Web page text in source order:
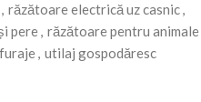
, răzătoare electrică uz casnic,
pere, răzătoare pentru animale
, utilaj gospodăresc